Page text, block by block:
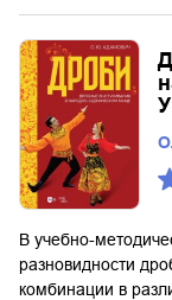
В учебно-
разновидности
комбинации в